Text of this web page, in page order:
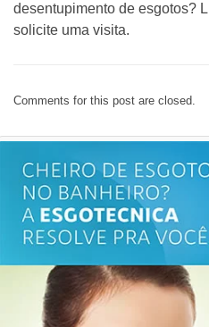
desentupimento de esgotos?
solicite uma visita.
Comments for this post are closed.